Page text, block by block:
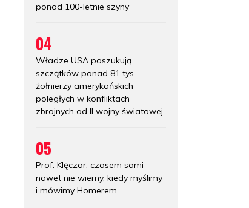
ponad 100-letnie szyny
04
Władze USA poszukują
szczątków ponad 81 tys.
żołnierzy amerykańskich
poległych w konfliktach
zbrojnych od II wojny światowej
05
Prof. Klęczar: czasem sami
nawet nie wiemy, kiedy myślimy
i mówimy Homerem